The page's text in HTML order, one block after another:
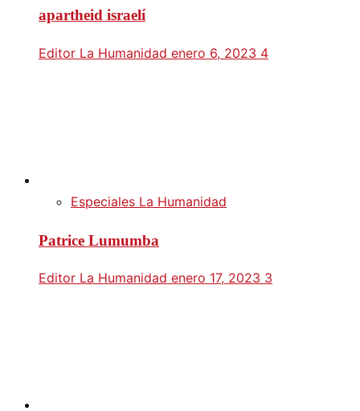
apartheid israelí
Editor La Humanidad enero 6, 2023 4
Especiales La Humanidad
Patrice Lumumba
Editor La Humanidad enero 17, 2023 3